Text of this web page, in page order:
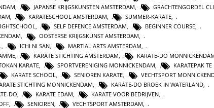
, JAPANSE KRIJGSKUNSTEN AMSTERDAM, GRACHTENGORDEL
, KARATESCHOOL AMSTERDAM, SUMMER-KARATE,
, SELF DEFENCE AMSTERDAM, BEGINNER COURSE,
, OOSTERSE KRIJGSKUNST AMSTERDAM,
ICHI NI SAN MARTIAL ARTS AMSTERDAM
KARATE STICHTING AMSTERDAM KARATE-DO
KARATE SPORTVERENIGING MONNICKENDAM KARATEPAK
KARATE SCHOOL SENIOREN KARATE VECHTSPORT
STICHTING MONNICKENDAM KARATE-DO BROEK IN WATERLAND
DO KARATE EDAM KARATE VOOR BEDRIJVEN
SENIOREN VECHTSPORT AMSTERDAM